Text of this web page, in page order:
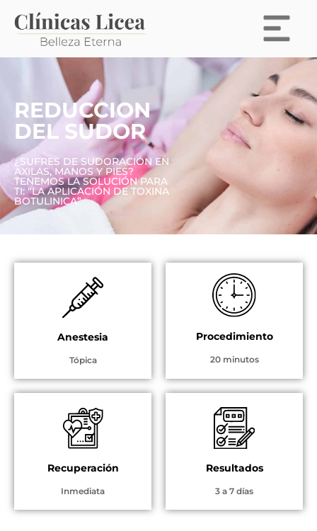
REDUCCION
DEL SUDOR
¿SUFRES DE SUDORACIÓN EN
AXILAS, MANOS Y PIES?
TENEMOS LA SOLUCIÓN PARA
TI: “LA APLICACIÓN DE TOXINA
BOTULINICA”
Anestesia
Tópica
Procedimiento
20 minutos
Recuperación
Inmediata
Resultados
3 a 7 días